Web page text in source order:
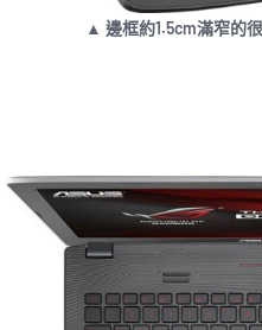
▲ 邊框約1.5cm滿窄的